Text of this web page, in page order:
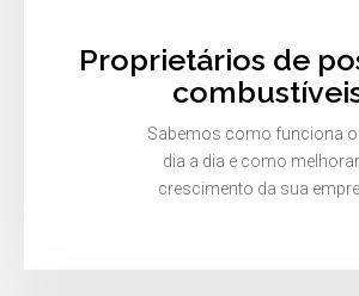
Proprietários de
Sabemos como funciona o
dia a dia e como
crescimento da sua